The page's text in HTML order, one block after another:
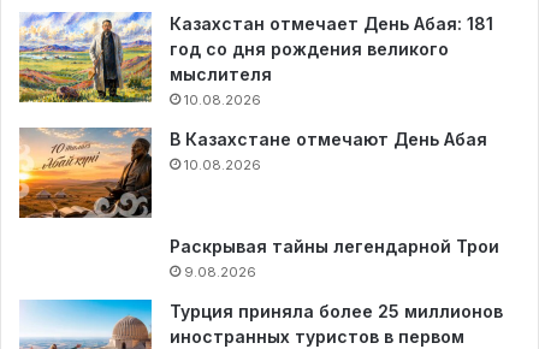
Казахстан отмечает День Абая: 181
год со дня рождения великого
мыслителя
10.08.2026
В Казахстане отмечают День Абая
10.08.2026
Раскрывая тайны легендарной Трои
9.08.2026
Турция приняла более 25 миллионов
иностранных туристов в первом